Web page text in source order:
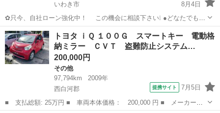
いわき市
8月4日
✿只今、自社ローン強化中！ この機会に相談下さい❕ ●どなたでも自
社ローン対応可能です● ・勤続年数の短い方や自営業
の方 ・パートやアルバイト勤務の主婦の方や派遣社員の方 ・自...
福島 いわき市 アルファード
トヨタ ｉＱ １００Ｇ スマートキー 電動格
納ミラー ＣＶＴ 盗難防止システム…
200,000円
その他
97,794km
2009年
西白河郡
提携サイト 7月5日
■ 支払総額: 25万円 ■ 車両本体価格： 200,000 円 ■ メーカー